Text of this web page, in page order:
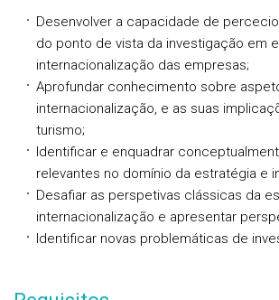
Desenvolver a capacidade de
do ponto de vista da investigação em
internacionalização das empresas;
Aprofundar conhecimento sobre
internacionalização, e as suas
turismo;
Identificar e enquadrar
relevantes no domínio da estratégia e
Desafiar as perspetivas clássicas da
internacionalização e apresentar
Identificar novas problemáticas de